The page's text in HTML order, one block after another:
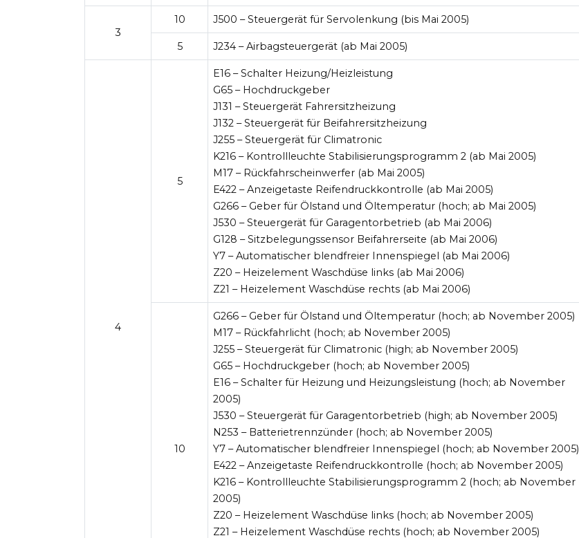
3
10 J500 – Steuergerät für Servolenkung (bis Mai 2005)
5 J234 – Airbagsteuergerät (ab Mai 2005)
4
5
E16 – Schalter Heizung/Heizleistung
G65 – Hochdruckgeber
J131 – Steuergerät Fahrersitzheizung
J132 – Steuergerät für Beifahrersitzheizung
J255 – Steuergerät für Climatronic
K216 – Kontrollleuchte Stabilisierungsprogramm 2 (ab Mai 2005)
M17 – Rückfahrscheinwerfer (ab Mai 2005)
E422 – Anzeigetaste Reifendruckkontrolle (ab Mai 2005)
G266 – Geber für Ölstand und Öltemperatur (hoch; ab Mai 2005)
J530 – Steuergerät für Garagentorbetrieb (ab Mai 2006)
G128 – Sitzbelegungssensor Beifahrerseite (ab Mai 2006)
Y7 – Automatischer blendfreier Innenspiegel (ab Mai 2006)
Z20 – Heizelement Waschdüse links (ab Mai 2006)
Z21 – Heizelement Waschdüse rechts (ab Mai 2006)
10
G266 – Geber für Ölstand und Öltemperatur (hoch; ab November 2005)
M17 – Rückfahrlicht (hoch; ab November 2005)
J255 – Steuergerät für Climatronic (high; ab November 2005)
G65 – Hochdruckgeber (hoch; ab November 2005)
E16 – Schalter für Heizung und Heizungsleistung (hoch; ab November
2005)
J530 – Steuergerät für Garagentorbetrieb (high; ab November 2005)
N253 – Batterietrennzünder (hoch; ab November 2005)
Y7 – Automatischer blendfreier Innenspiegel (hoch; ab November 2005)
E422 – Anzeigetaste Reifendruckkontrolle (hoch; ab November 2005)
K216 – Kontrollleuchte Stabilisierungsprogramm 2 (hoch; ab November
2005)
Z20 – Heizelement Waschdüse links (hoch; ab November 2005)
Z21 – Heizelement Waschdüse rechts (hoch; ab November 2005)